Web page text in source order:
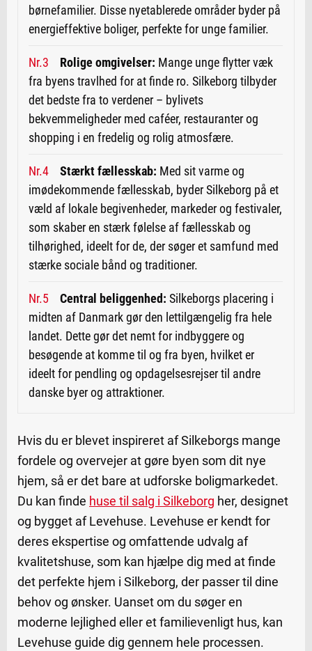
børnefamilier. Disse nyetablerede områder byder på
energieffektive boliger, perfekte for unge familier.
Rolige omgivelser: Mange unge flytter væk
fra byens travlhed for at finde ro. Silkeborg tilbyder
det bedste fra to verdener – bylivets
bekvemmeligheder med caféer, restauranter og
shopping i en fredelig og rolig atmosfære.
Stærkt fællesskab: Med sit varme og
imødekommende fællesskab, byder Silkeborg på et
væld af lokale begivenheder, markeder og festivaler,
som skaber en stærk følelse af fællesskab og
tilhørighed, ideelt for de, der søger et samfund med
stærke sociale bånd og traditioner.
Central beliggenhed: Silkeborgs placering i
midten af Danmark gør den lettilgængelig fra hele
landet. Dette gør det nemt for indbyggere og
besøgende at komme til og fra byen, hvilket er
ideelt for pendling og opdagelsesrejser til andre
danske byer og attraktioner.
Hvis du er blevet inspireret af Silkeborgs mange
fordele og overvejer at gøre byen som dit nye
hjem, så er det bare at udforske boligmarkedet.
Du kan finde huse til salg i Silkeborg her, designet
og bygget af Levehuse. Levehuse er kendt for
deres ekspertise og omfattende udvalg af
kvalitetshuse, som kan hjælpe dig med at finde
det perfekte hjem i Silkeborg, der passer til dine
behov og ønsker. Uanset om du søger en
moderne lejlighed eller et familievenligt hus, kan
Levehuse guide dig gennem hele processen.